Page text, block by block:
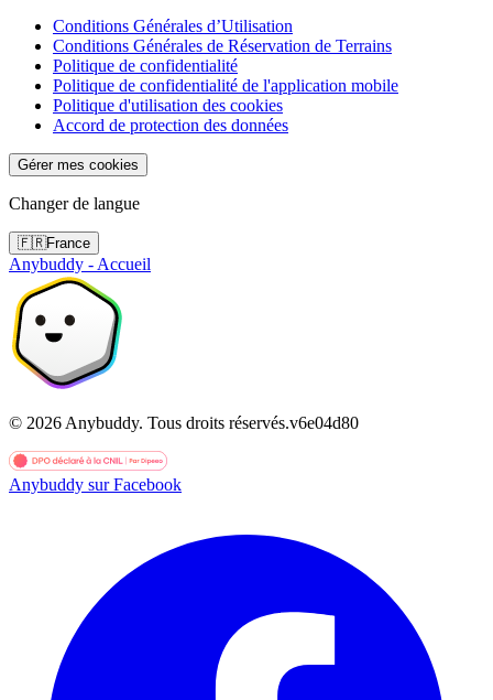
Conditions Générales d’Utilisation
Conditions Générales de Réservation de Terrains
Politique de confidentialité
Politique de confidentialité de l'application mobile
Politique d'utilisation des cookies
Accord de protection des données
Gérer mes cookies
Changer de langue
🇫🇷France
Anybuddy - Accueil
© 2026Anybuddy. Tous droits réservés.v6e04d80
Anybuddy sur Facebook